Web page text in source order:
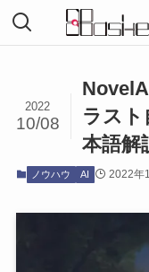
ラスト
本語解
2022
10/08
ノウハウ AI 2022年